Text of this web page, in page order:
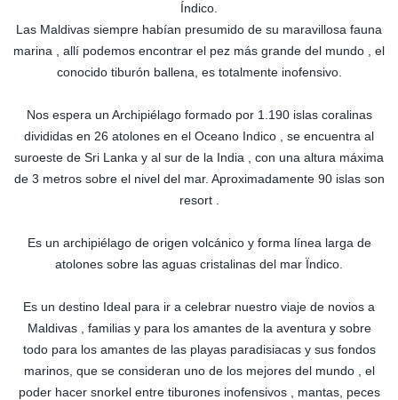
Índico.
Las Maldivas siempre habían presumido de su maravillosa fauna
marina , allí podemos encontrar el pez más grande del mundo , el
conocido tiburón ballena, es totalmente inofensivo.
Nos espera un Archipiélago formado por 1.190 islas coralinas
divididas en 26 atolones en el Oceano Indico , se encuentra al
suroeste de Sri Lanka y al sur de la India , con una altura máxima
de 3 metros sobre el nivel del mar. Aproximadamente 90 islas son
resort .
Es un archipiélago de origen volcánico y forma línea larga de
atolones sobre las aguas cristalinas del mar Ïndico.
Es un destino Ideal para ir a celebrar nuestro viaje de novios a
Maldivas , familias y para los amantes de la aventura y sobre
todo para los amantes de las playas paradisiacas y sus fondos
marinos, que se consideran uno de los mejores del mundo , el
poder hacer snorkel entre tiburones inofensivos , mantas, peces